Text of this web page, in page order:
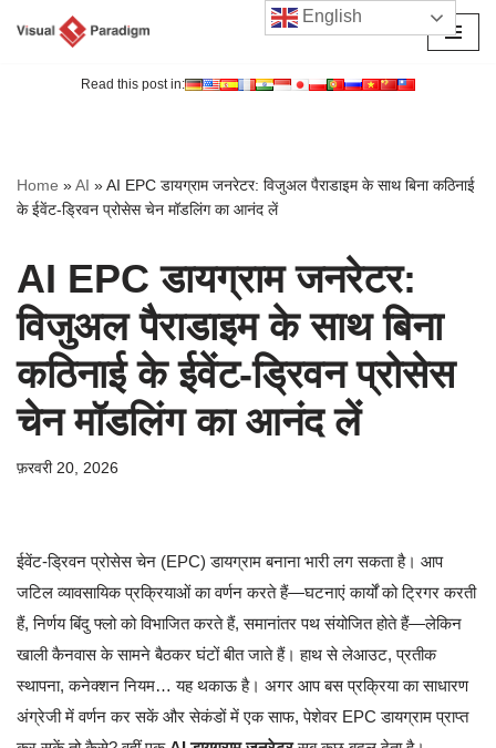
Read this post in:
Home »AI »AI EPC डायग्राम जनरेटर: विजुअल पैराडाइम के साथ बिना कठिनाई
के ईवेंट-ड्रिवन प्रोसेस चेन मॉडलिंग का आनंद लें
AI EPC डायग्राम जनरेटर:
विजुअल पैराडाइम के साथ बिना
कठिनाई के ईवेंट-ड्रिवन प्रोसेस
चेन मॉडलिंग का आनंद लें
फ़रवरी 20, 2026
ईवेंट-ड्रिवन प्रोसेस चेन (EPC) डायग्राम बनाना भारी लग सकता है। आप
जटिल व्यावसायिक प्रक्रियाओं का वर्णन करते हैं—घटनाएं कार्यों को ट्रिगर करती
हैं, निर्णय बिंदु फ्लो को विभाजित करते हैं, समानांतर पथ संयोजित होते हैं—लेकिन
खाली कैनवास के सामने बैठकर घंटों बीत जाते हैं। हाथ से लेआउट, प्रतीक
स्थापना, कनेक्शन नियम… यह थकाऊ है। अगर आप बस प्रक्रिया का साधारण
अंग्रेजी में वर्णन कर सकें और सेकंडों में एक साफ, पेशेवर EPC डायग्राम प्राप्त
English